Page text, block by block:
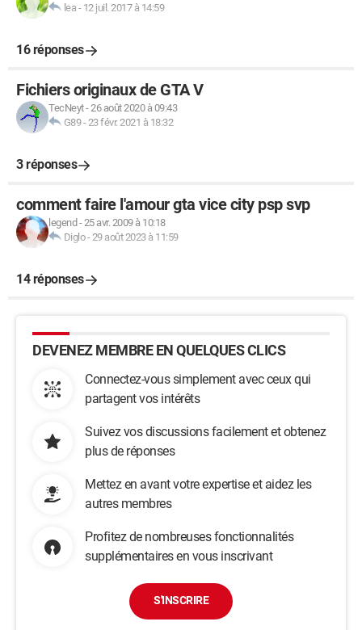
lea - 12 juil. 2017 à 14:59
16 réponses
Fichiers originaux de GTA V
TecNeyt-26 août 2020 à 09:43
G89-23 févr. 2021 à 18:32
3 réponses
comment faire l'amour gta vice city psp svp
legend -25 avr. 2009 à 10:18
Diglo-29 août 2023 à 11:59
14 réponses
DEVENEZ MEMBRE EN QUELQUES CLICS
Connectez-vous simplement avec ceux qui
partagent vos intérêts
Suivez vos discussions facilement et obtenez
plus de réponses
Mettez en avant votre expertise et aidez les
autres membres
Profitez de nombreuses fonctionnalités
supplémentaires en vous inscrivant
S'INSCRIRE